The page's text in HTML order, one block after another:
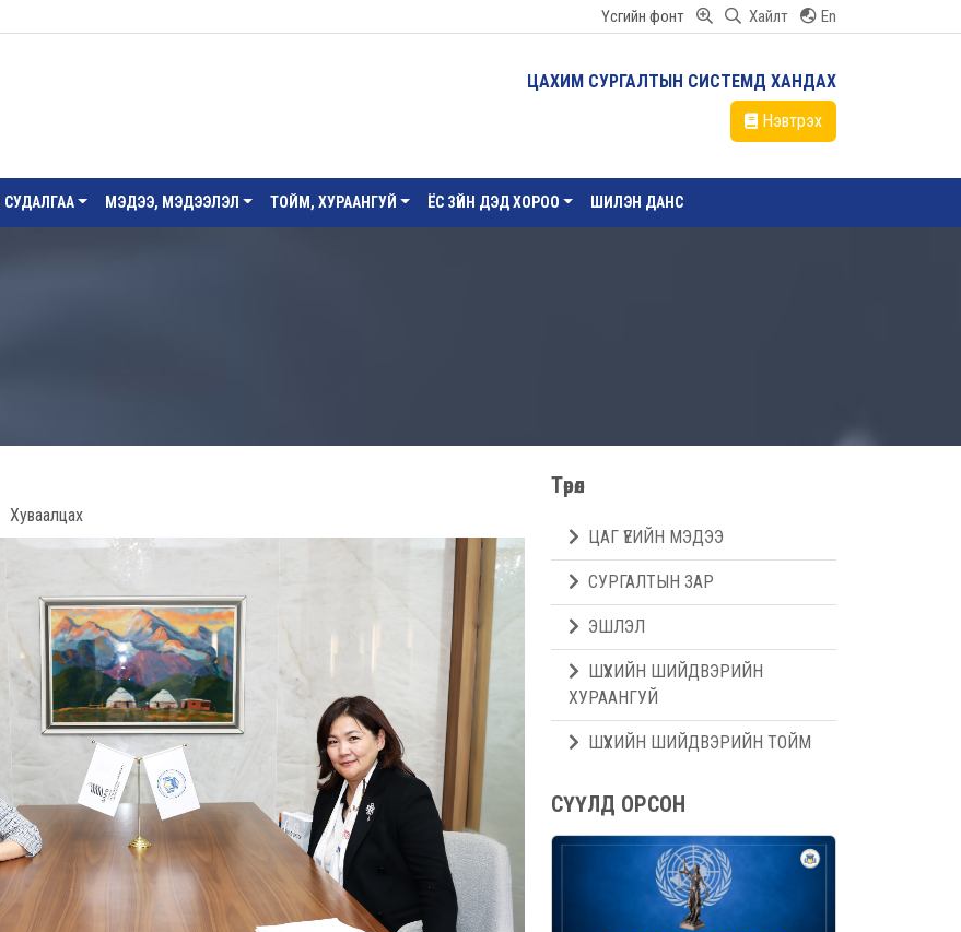
Үсгийн фонт Хайлт En
ЦАХИМ СУРГАЛТЫН СИСТЕМД ХАНДАХ
Нэвтрэх
СУДАЛГАА МЭДЭЭ, МЭДЭЭЛЭЛ ТОЙМ, ХУРААНГУЙ ЁС ЗҮЙН ДЭД ХОРОО ШИЛЭН ДАНС
Хуваалцах
Төрөл
ЦАГ ҮЕИЙН МЭДЭЭ
СУРГАЛТЫН ЗАР
ЭШЛЭЛ
ШҮҮХИЙН ШИЙДВЭРИЙН
ХУРААНГУЙ
ШҮҮХИЙН ШИЙДВЭРИЙН ТОЙМ
СҮҮЛД ОРСОН